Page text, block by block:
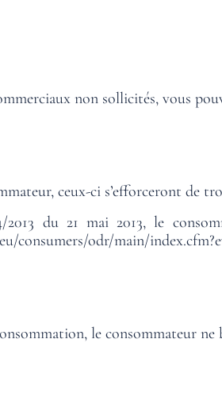
non sollicités, vous
ceux-ci s’efforceront de
du 21 mai 2013, le
consumers/odr/main/
le consommateur